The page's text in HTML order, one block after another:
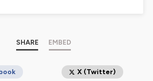
Kremer, directrice de l'institut de
EST UN VIRUS
moyenne 5 minutes)
SHARE EMBED
X (Twitter)